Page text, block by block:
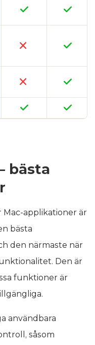
bästa
applikationer är
bästa
den närmaste när
Den är
funktioner är
användbara
såsom